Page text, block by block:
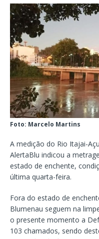
Foto: Marcelo Martins
A medição do Rio Itajai-
AlertaBlu indicou a
estado de enchente,
última quarta-feira.
Fora do estado de
Blumenau seguem na
o presente momento a
103 chamados, sendo